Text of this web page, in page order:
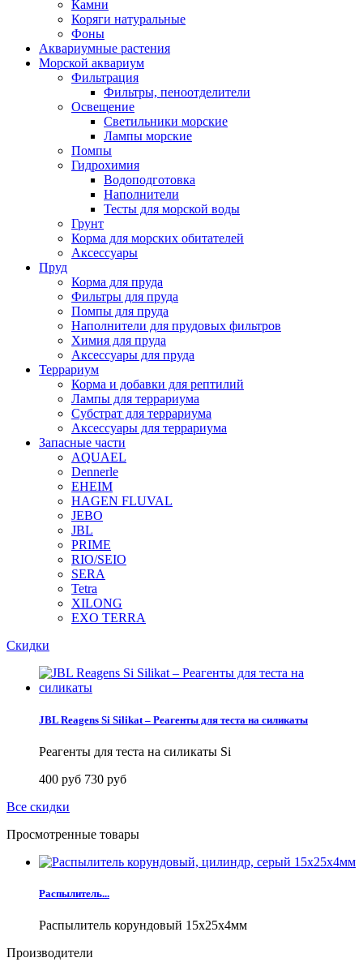
Камни
Коряги натуральные
Фоны
Аквариумные растения
Морской аквариум
Фильтрация
Фильтры, пеноотделители
Освещение
Светильники морские
Лампы морские
Помпы
Гидрохимия
Водоподготовка
Наполнители
Тесты для морской воды
Грунт
Корма для морских обитателей
Аксессуары
Пруд
Корма для пруда
Фильтры для пруда
Помпы для пруда
Наполнители для прудовых фильтров
Химия для пруда
Аксессуары для пруда
Террариум
Корма и добавки для рептилий
Лампы для террариума
Субстрат для террариума
Аксессуары для террариума
Запасные части
AQUAEL
Dennerle
EHEIM
HAGEN FLUVAL
JEBO
JBL
PRIME
RIO/SEIO
SERA
Tetra
XILONG
EXO TERRA
Скидки
JBL Reagens Si Silikat – Реагенты для теста на силикаты
Реагенты для теста на силикаты Si
400 руб 730 руб
Все скидки
Просмотренные товары
Распылитель...
Распылитель корундовый 15x25x4мм
Производители